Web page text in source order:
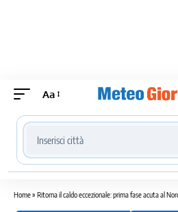
Aa
Cerca località meteo
Home» Ritorna il caldo eccezionale: prima fase acuta al